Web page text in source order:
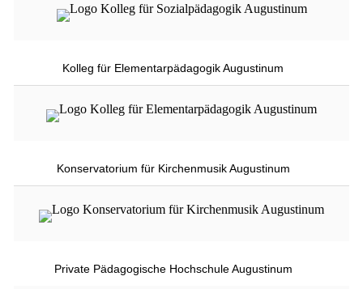
Kolleg für Elementarpädagogik Augustinum
Konservatorium für Kirchenmusik Augustinum
Private Pädagogische Hochschule Augustinum